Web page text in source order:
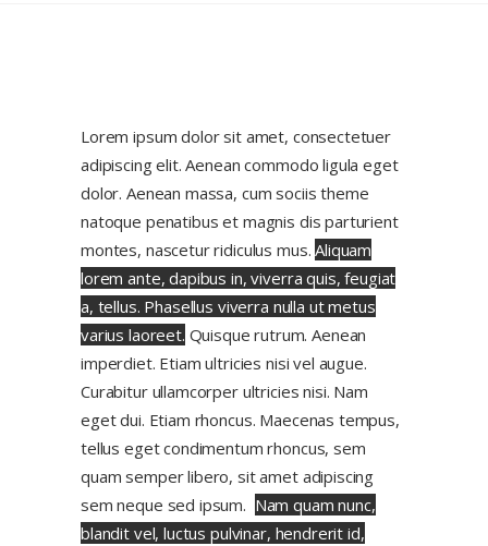
Lorem ipsum dolor sit amet, consectetuer
adipiscing elit. Aenean commodo ligula eget
dolor. Aenean massa, cum sociis theme
natoque penatibus et magnis dis parturient
montes, nascetur ridiculus mus.Aliquam
lorem ante, dapibus in, viverra quis, feugiat
a, tellus. Phasellus viverra nulla ut metus
varius laoreet. Quisque rutrum. Aenean
imperdiet. Etiam ultricies nisi vel augue.
Curabitur ullamcorper ultricies nisi. Nam
eget dui. Etiam rhoncus. Maecenas tempus,
tellus eget condimentum rhoncus, sem
quam semper libero, sit amet adipiscing
sem neque sed ipsum. Nam quam nunc,
blandit vel, luctus pulvinar, hendrerit id,